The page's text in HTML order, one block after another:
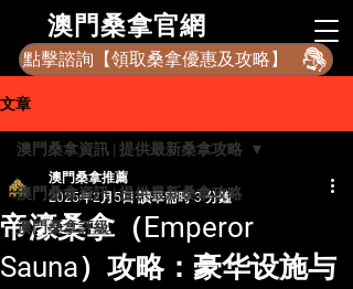
​澳門桑拿官網
點擊諮詢【領取桑拿優惠及攻略】
文章
澳門桑拿資訊 | 提供最新桑拿攻略
澳門桑拿評級
澳門桑拿資訊 | 提供最新桑拿攻略
帝濠桑拿（Emperor
Sauna）攻略：豪华设施与
澳門桑拿推薦
2025年2月5日 讀畢需時 3 分鐘